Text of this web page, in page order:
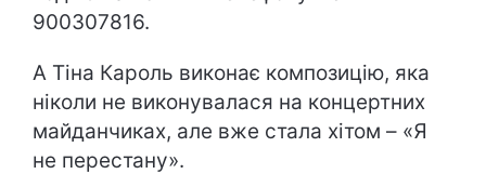
900307816.
А Тіна Кароль виконає композицію, яка
ніколи не виконувалася на концертних
майданчиках, але вже стала хітом – «Я
не перестану».